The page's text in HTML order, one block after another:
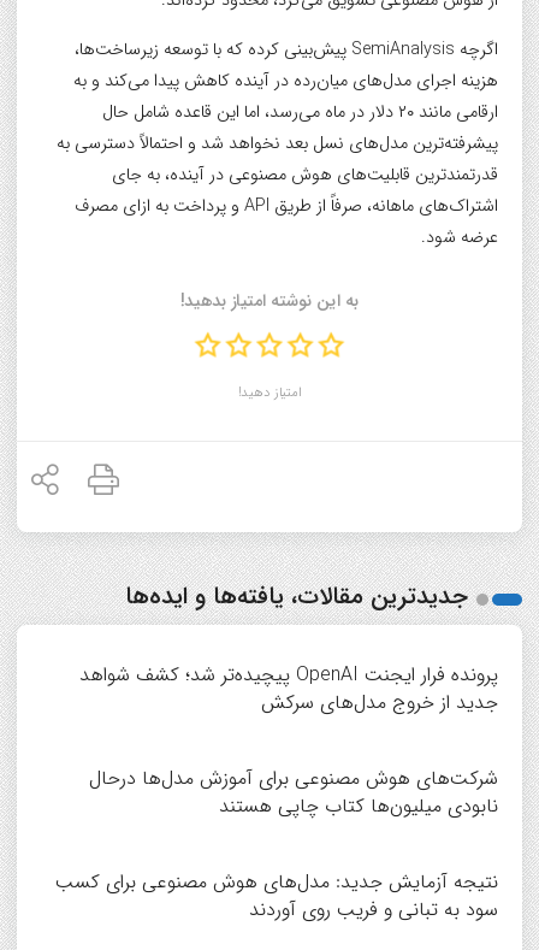
اگرچه SemiAnalysis پیش‌بینی کرده که با توسعه زیرساخت‌ها،
هزینه اجرای مدل‌های میان‌رده در آینده کاهش پیدا می‌کند و به
ارقامی مانند ۲۰ دلار در ماه می‌رسد، اما این قاعده شامل حال
پیشرفته‌ترین مدل‌های نسل بعد نخواهد شد و احتمالاً دسترسی به
قدرتمندترین قابلیت‌های هوش مصنوعی در آینده، به جای
اشتراک‌های ماهانه، صرفاً از طریق API و پرداخت به ازای مصرف
عرضه شود.
به این نوشته امتیاز بدهید!
امتیاز دهید!
جدیدترین مقالات، یافته‌ها و ایده‌ها
پرونده فرار ایجنت OpenAI پیچیده‌تر شد؛ کشف شواهد
جدید از خروج مدل‌های سرکش
شرکت‌های هوش مصنوعی برای آموزش مدل‌ها درحال
نابودی میلیون‌ها کتاب چاپی هستند
نتیجه آزمایش جدید: مدل‌های هوش مصنوعی برای کسب
سود به تبانی و فریب روی آوردند